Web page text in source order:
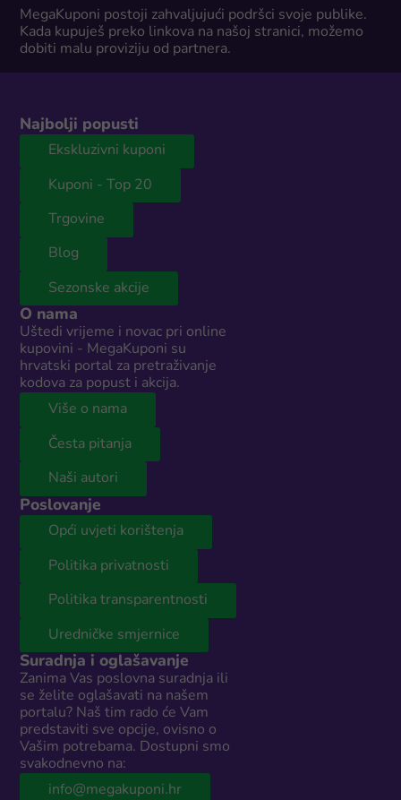
MegaKuponi postoji zahvaljujući podršci svoje publike.
Kada kupuješ preko linkova na našoj stranici, možemo
dobiti malu proviziju od partnera.
Najbolji popusti
Ekskluzivni kuponi
Kuponi - Top 20
Trgovine
Blog
Sezonske akcije
O nama
Uštedi vrijeme i novac pri online
kupovini - MegaKuponi su
hrvatski portal za pretraživanje
kodova za popust i akcija.
Više o nama
Česta pitanja
Naši autori
Poslovanje
Opći uvjeti korištenja
Politika privatnosti
Politika transparentnosti
Uredničke smjernice
Suradnja i oglašavanje
Zanima Vas poslovna suradnja ili
se želite oglašavati na našem
portalu? Naš tim rado će Vam
predstaviti sve opcije, ovisno o
Vašim potrebama. Dostupni smo
svakodnevno na:
info@megakuponi.hr